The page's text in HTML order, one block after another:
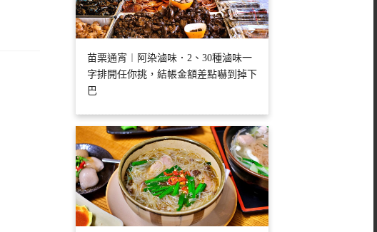
苗栗通宵︱阿染滷味．2、30種滷味一
字排開任你挑，結帳金額差點嚇到掉下
巴